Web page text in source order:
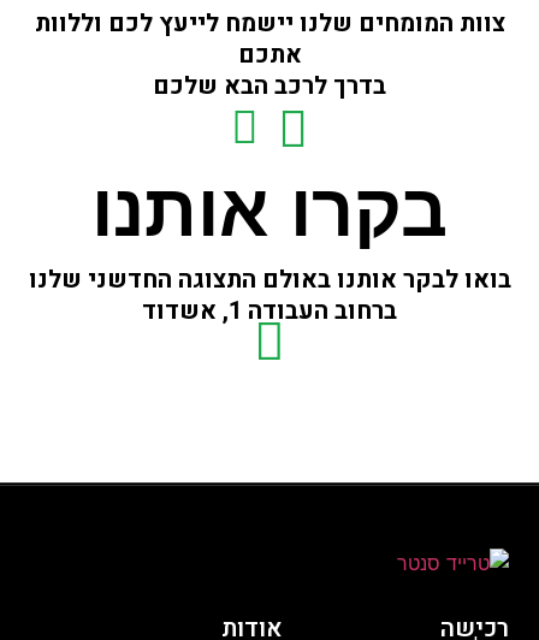
צוות המומחים שלנו יישמח לייעץ לכם וללוות
אתכם
בדרך לרכב הבא שלכם
בקרו אותנו
בואו לבקר אותנו באולם התצוגה החדשני שלנו
ברחוב העבודה 1, אשדוד
רכישה אודות